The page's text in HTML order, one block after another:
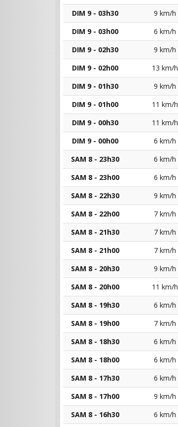
DIM 9 - 03h30
9 km/h
DIM 9 - 03h00
6 km/h
DIM 9 - 02h30
9 km/h
DIM 9 - 02h00
13 km/h
DIM 9 - 01h30
9 km/h
DIM 9 - 01h00
11 km/h
DIM 9 - 00h30
11 km/h
DIM 9 - 00h00
6 km/h
SAM 8 - 23h30
6 km/h
SAM 8 - 23h00
6 km/h
SAM 8 - 22h30
9 km/h
SAM 8 - 22h00
7 km/h
SAM 8 - 21h30
7 km/h
SAM 8 - 21h00
7 km/h
SAM 8 - 20h30
9 km/h
SAM 8 - 20h00
11 km/h
SAM 8 - 19h30
6 km/h
SAM 8 - 19h00
7 km/h
SAM 8 - 18h30
6 km/h
SAM 8 - 18h00
6 km/h
SAM 8 - 17h30
6 km/h
SAM 8 - 17h00
9 km/h
SAM 8 - 16h30
6 km/h